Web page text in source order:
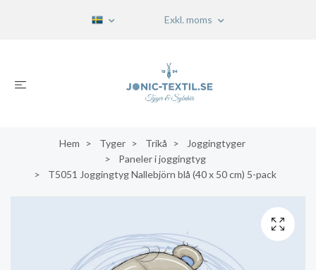
Exkl. moms
Hem Tyger Trikå
Joggingtyger
Paneler i joggingtyg
T5051 Joggingtyg Nallebjörn blå (40 x 50 cm) 5-pack